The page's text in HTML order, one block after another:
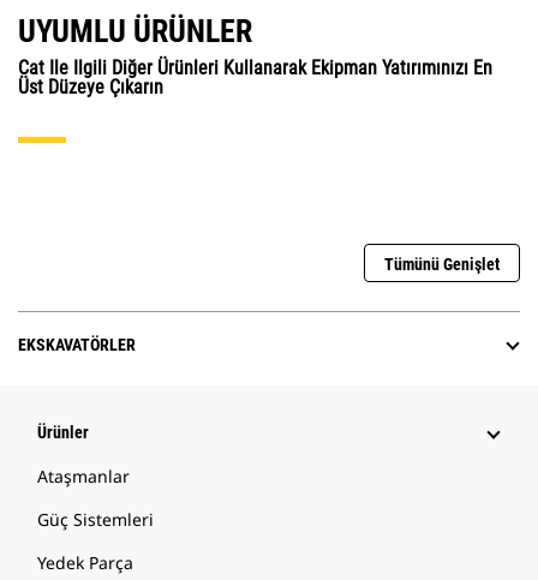
UYUMLU ÜRÜNLER
Cat Ile Ilgili Diğer Ürünleri Kullanarak Ekipman Yatırımınızı En
Üst Düzeye Çıkarın
Tümünü Genişlet
EKSKAVATÖRLER
Ürünler
Ataşmanlar
Güç Sistemleri
Yedek Parça